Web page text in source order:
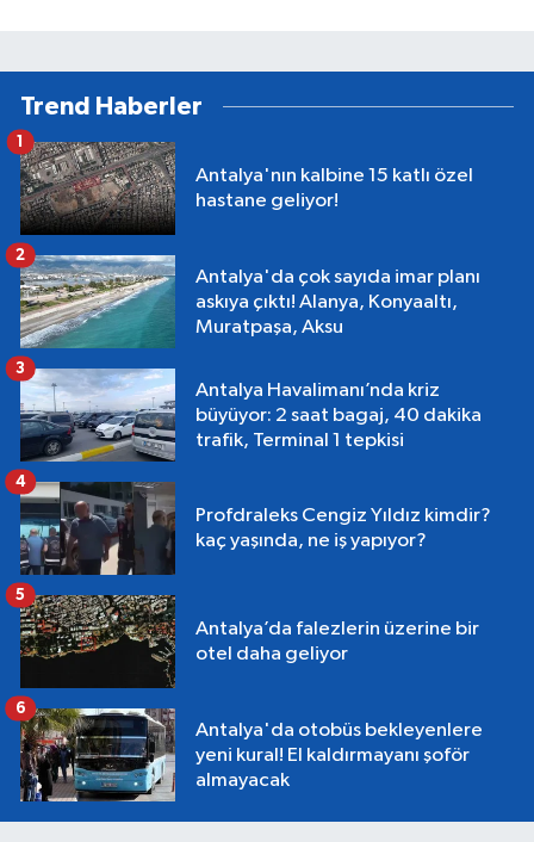
Trend Haberler
Antalya'nın kalbine 15 katlı özel
hastane geliyor!
1
Antalya'da çok sayıda imar planı
askıya çıktı! Alanya, Konyaaltı,
Muratpaşa, Aksu
2
Antalya Havalimanı’nda kriz
büyüyor: 2 saat bagaj, 40 dakika
trafik, Terminal 1 tepkisi
3
Profdraleks Cengiz Yıldız kimdir?
kaç yaşında, ne iş yapıyor?
4
Antalya’da falezlerin üzerine bir
otel daha geliyor
5
Antalya'da otobüs bekleyenlere
yeni kural! El kaldırmayanı şoför
almayacak
6